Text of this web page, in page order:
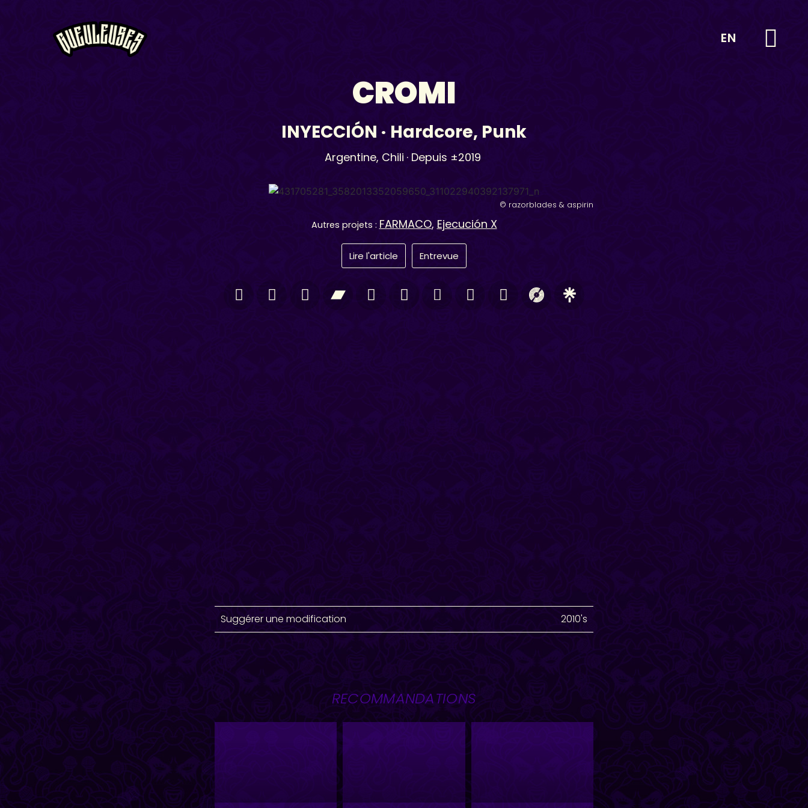
EN
CROMI
INYECCIÓN · Hardcore, Punk
Argentine, Chili · Depuis ±2019
© razorblades & aspirin
Autres projets : FARMACO, Ejecución X
Lire l'article Entrevue
Suggérer une modification 2010's
RECOMMANDATIONS